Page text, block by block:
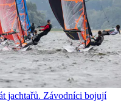
jachtařů. Závodníci bojují